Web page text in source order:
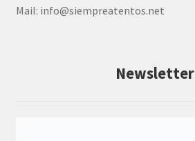
Mail: info@siempreatentos.net
Newsletter